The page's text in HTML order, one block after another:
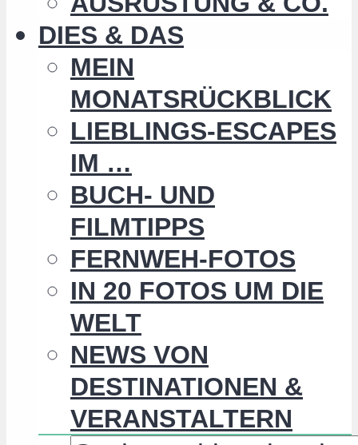
DIES & DAS
MEIN
MONATSRÜCKBLICK
LIEBLINGS-ESCAPES
IM …
BUCH- UND
FILMTIPPS
FERNWEH-FOTOS
IN 20 FOTOS UM DIE
WELT
NEWS VON
DESTINATIONEN &
VERANSTALTERN